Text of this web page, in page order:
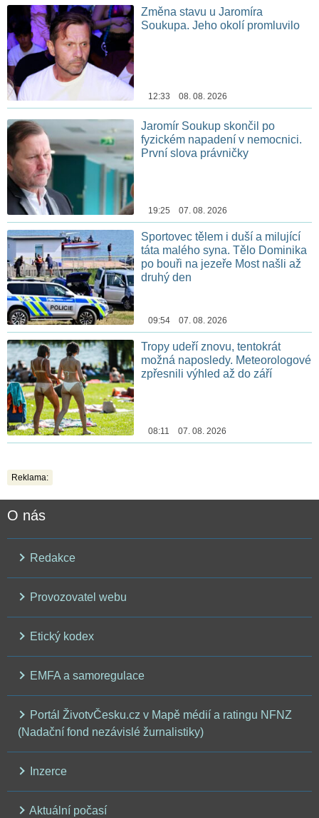
Změna stavu u Jaromíra
Soukupa. Jeho okolí promluvilo
12:33 08. 08. 2026
Jaromír Soukup skončil po
fyzickém napadení v nemocnici.
První slova právničky
19:25 07. 08. 2026
Sportovec tělem i duší a milující
táta malého syna. Tělo Dominika
po bouři na jezeře Most našli až
druhý den
09:54 07. 08. 2026
Tropy udeří znovu, tentokrát
možná naposledy. Meteorologové
zpřesnili výhled až do září
08:11 07. 08. 2026
Reklama:
O nás
Redakce
Provozovatel webu
Etický kodex
EMFA a samoregulace
Portál ŽivotvČesku.cz v Mapě médií a ratingu NFNZ
(Nadační fond nezávislé žurnalistiky)
Inzerce
Aktuální počasí